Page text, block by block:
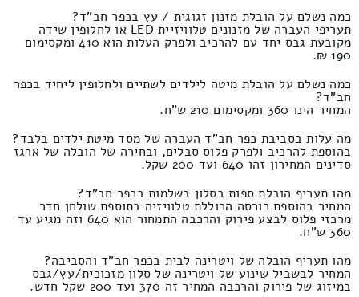
כמה נשלם על הובלת מזנון זגוגית / עץ בכפר חב"ד?
תעריפי העברה של מזנונים טלוויזיית LED או לחלופין שידה
מקובעת גבס יחד עם להרכיב ולפרק העלות הוא 410 ומקסימום
190 ₪.
כמה נשלם על הובלת מיטה לילדים לשתיים ולחלופין ליחיד בכפר
חב"ד?
המחיר הינו 360 ומקסימום 210 ש"ח.
מה עלות בסביבת כפר חב"ד העברה של מסד מיטת ילדים בלבד?
בהוספת להרכיב ולפרק פלוס סבלים, ובחירה של הובלה של ארגז
סדינים המחירון זהו 640 ועד 200 שקל.
מהו תעריף הובלת ספות בסלון בשלמות בכפר חב"ד?
המחיר בהוספת כורסה הכוללת טלוויזיה בתוספת שולחן חדר
מרכזי פלוס לבצע פירוק והרכבה התמחור הוא 640 וזה מגיע עד
360 ש"ח.
מהו תעריף הובלה של ויטרינה לבית בכפר חב"ד והסביבה?
המחיר לבשביל שינוע של ויטרינה של סלון מזכוכית/עץ/גבס
במיזוג של פירוק והרכבה המחיר זה 370 ועד 200 שקל חדש.